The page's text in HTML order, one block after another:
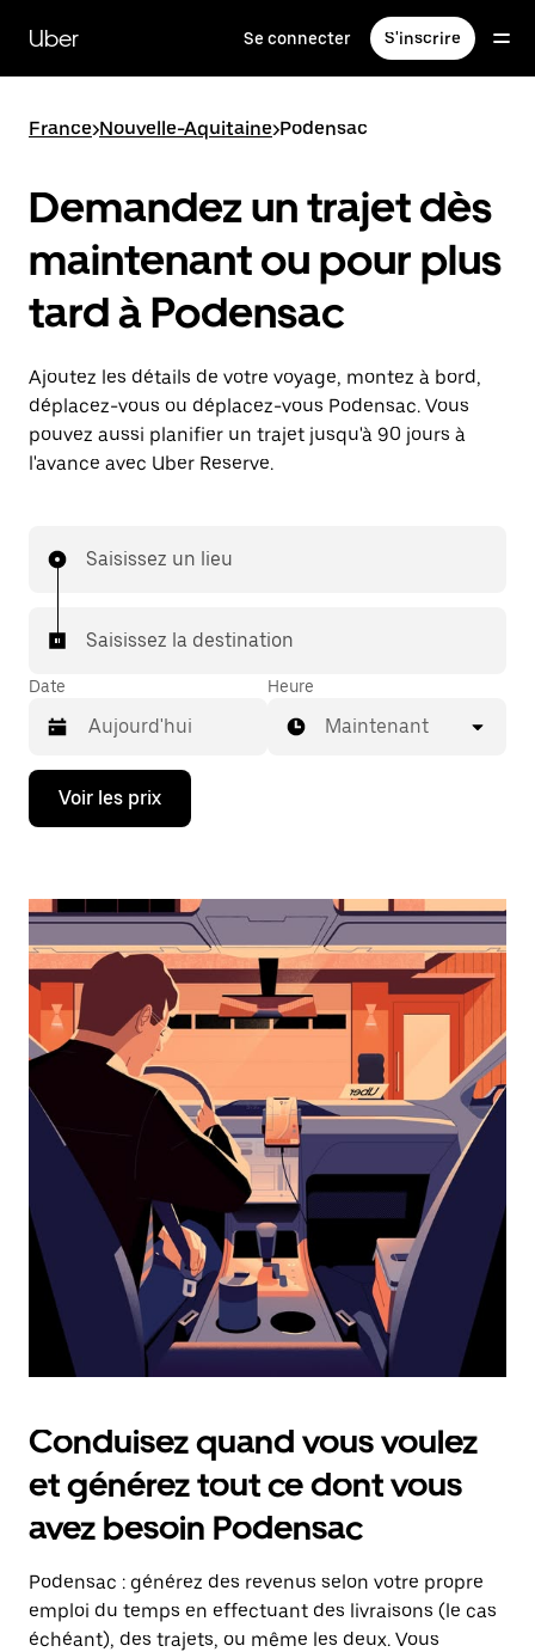
contenu
principal
Uber Se connecter S'inscrire
France>Nouvelle-Aquitaine>Podensac
Demandez un trajet dès
maintenant ou pour plus
tard à Podensac
Ajoutez les détails de votre voyage, montez à bord,
déplacez-vous ou déplacez-vous Podensac. Vous
pouvez aussi planifier un trajet jusqu'à 90 jours à
l'avance avec Uber Reserve.
Saisissez un lieu
Saisissez la destination
Date
Appuyez
la
bas
ouvrir
le
calendrier
sélectionner
une
date.
Appuyez
sur
touche
pour
fermer
le
calendrier.
Heure
Maintenant
Voir les prix
Conduisez quand vous voulez
et générez tout ce dont vous
avez besoin Podensac
Podensac : générez des revenus selon votre propre
emploi du temps en effectuant des livraisons (le cas
échéant), des trajets, ou même les deux. Vous